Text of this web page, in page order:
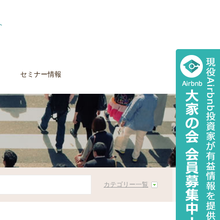
セミナー情報
カテゴリー一覧